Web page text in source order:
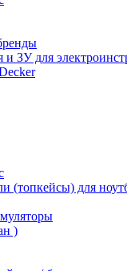
и ЗУ для
(топкейсы) для
)